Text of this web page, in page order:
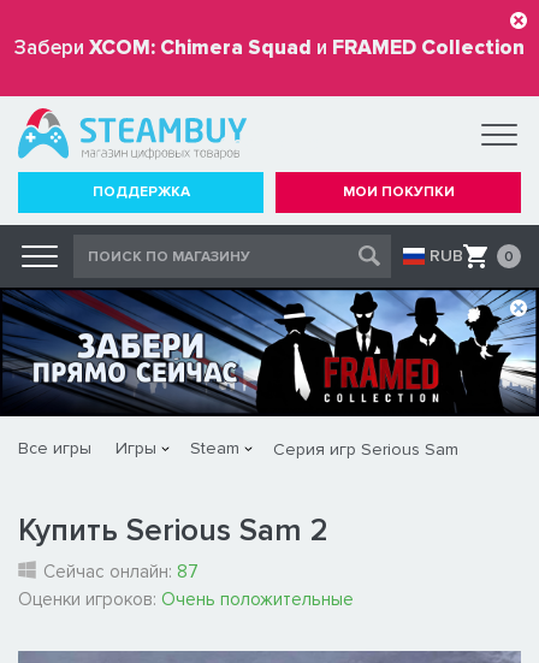
Забери XCOM: Chimera Squad и FRAMED Collection
бесплатно
ПОДДЕРЖКА МОИ ПОКУПКИ
RUB 0
Все игры Игры Steam Серия игр Serious Sam
Купить Serious Sam 2
Сейчас онлайн: 87
Оценки игроков: Очень положительные